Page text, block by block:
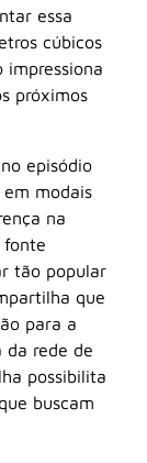
essa
cúbicos
impressiona
próximos
episódio
modais
na
fonte
tão popular
que
para a
da rede de
possibilita
buscam